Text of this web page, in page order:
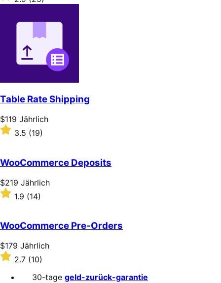
Jährlich
2.9
Table Rate Shipping
Price
$119
Jährlich
$119 Jährlich
Rated
of
5
stars
3.5 (19)
WooCommerce Deposits
Price
$219
Jährlich
$219 Jährlich
Rated
1.9
of
5
stars
1.9 (14)
WooCommerce Pre-Orders
Price
$179
Jährlich
$179 Jährlich
Rated
out
2.7 (10)
30-tage geld-zurück-garantie